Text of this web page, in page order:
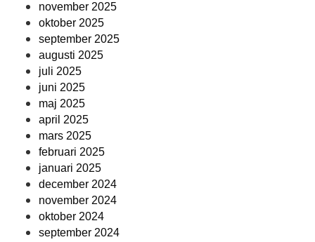
november 2025
oktober 2025
september 2025
augusti 2025
juli 2025
juni 2025
maj 2025
april 2025
mars 2025
februari 2025
januari 2025
december 2024
november 2024
oktober 2024
september 2024